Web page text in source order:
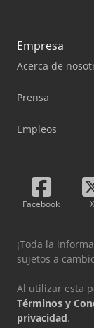
Empresa
Acerca de
Prensa
Empleos
Facebook X
¡Toda la
sujetos a
Al utilizar esta
Términos y
privacidad.